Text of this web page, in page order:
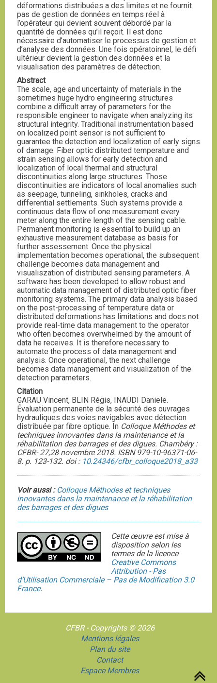
déformations distribuées a des limites et ne fournit
pas de gestion de données en temps réel à
l’opérateur qui devient souvent débordé par la
quantité de données qu’il reçoit. Il est donc
nécessaire d’automatiser le processus de gestion et
d’analyse des données. Une fois opératoinnel, le défi
ultérieur devient la gestion des données et la
visualisation des paramètres de détection.
Abstract
The scale, age and uncertainty of materials in the
sometimes huge hydro engineering structures
combine a difficult array of parameters for the
responsible engineer to navigate when analyzing its
structural integrity. Traditional instrumentation based
on localized point sensor is not sufficient to
guarantee the detection and localization of early signs
of damage. Fiber optic distributed temperature and
strain sensing allows for early detection and
localization of local thermal and structural
discontinuities along large structures. Those
discontinuities are indicators of local anomalies such
as seepage, tunneling, sinkholes, cracks and
differential settlements. Such systems provide a
continuous data flow of one measurement every
meter along the entire length of the sensing cable.
Permanent monitoring is essential to build up an
exhaustive measurement database as basis for
further assessement. Once the physical
implementation becomes operational, the subsequent
challenge becomes data management and
visualiszation of distributed sensing parameters. A
software has been developed to allow robust and
automatic data management of distributed optic fiber
monitoring systems. The primary data analysis based
on the post-processing of temperature data or
distributed deformations has limitations and does not
provide real-time data management to the operator
who often becomes overwhelmed by the amount of
data he receives. It is therefore necessary to
automate the process of data management and
analysis. Once operational, the next challenge
becomes data management and visualization of the
detection parameters.
Citation
GARAU Vincent, BLIN Régis, INAUDI Daniele.
Évaluation permanente de la sécurité des ouvrages
hydrauliques des voies navigables avec détection
distribuée par fibre optique. In Colloque Méthodes et
techniques innovantes dans la maintenance et la
réhabilitation des barrages et des digues. Chambéry :
CFBR- 27,28 novembre 2018. ISBN 979-10-96371-06-
8. p. 123-132. doi : 10.24346/cfbr_colloque2018_a33
Voir aussi : Colloque Méthodes et techniques
innovantes dans la maintenance et la réhabilitation
des barrages et des digues
Cette œuvre est mise à
disposition selon les
termes de la licence
Creative Commons
Attribution - Pas
d’Utilisation Commerciale – Pas de Modification 3.0
France.
CFBR - Copyrights © 2026
Mentions légales
Plan du site
Contact
Espace Membres